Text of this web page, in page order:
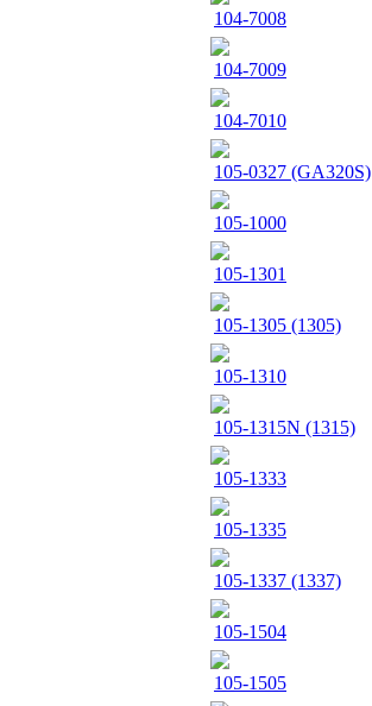
104-7008
104-7009
104-7010
105-0327 (GA320S)
105-1000
105-1301
105-1305 (1305)
105-1310
105-1315N (1315)
105-1333
105-1335
105-1337 (1337)
105-1504
105-1505